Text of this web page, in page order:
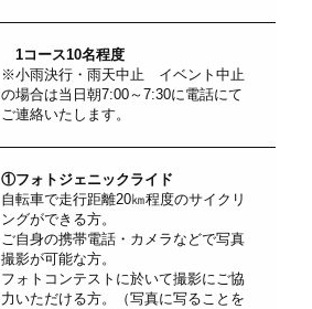
1コース10名程度
※小雨決行・雨天中止 イベント中止
の場合は当日朝7:00～7:30に電話にて
ご連絡いたします。
①フォトジェニックライド
自転車で走行距離20㎞程度のサイクリ
ングができる方。
ご自身の携帯電話・カメラなどで写真
撮影が可能な方。
フォトコンテストに於いて撮影にご協
力いただける方。（写真に写ることを